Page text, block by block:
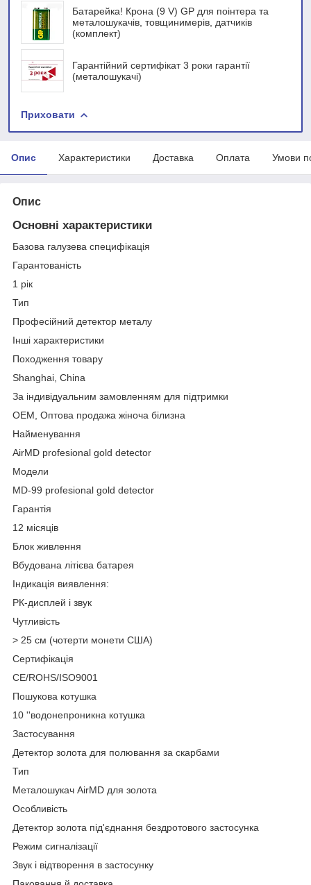
Батарейка! Крона (9 V) GP для поінтера та
металошукачів, товщинимерів, датчиків
(комплект)
Гарантійний сертифікат 3 роки гарантії
(металошукачі)
Приховати
Опис Характеристики Доставка Оплата Умови
Опис
Основні характеристики
Базова галузева специфікація
Гарантованість
1 рік
Тип
Професійний детектор металу
Інші характеристики
Походження товару
Shanghai, China
За індивідуальним замовленням для підтримки
OEM, Оптова продажа жіноча білизна
Найменування
AirMD profesional gold detector
Модели
MD-99 profesional gold detector
Гарантія
12 місяців
Блок живлення
Вбудована літієва батарея
Індикація виявлення:
РК-дисплей і звук
Чутливість
> 25 см (чотерти монети США)
Сертифікація
CE/ROHS/ISO9001
Пошукова котушка
10 ''водонепроникна котушка
Застосування
Детектор золота для полювання за скарбами
Тип
Металошукач AirMD для золота
Особливість
Детектор золота під'єднання бездротового застосунка
Режим сигналізації
Звук і відтворення в застосунку